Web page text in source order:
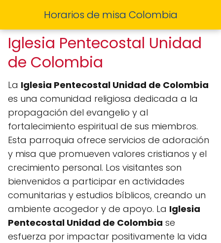
Horarios de misa Colombia
Iglesia Pentecostal Unidad
de Colombia
La Iglesia Pentecostal Unidad de Colombia
es una comunidad religiosa dedicada a la
propagación del evangelio y al
fortalecimiento espiritual de sus miembros.
Esta parroquia ofrece servicios de adoración
y misa que promueven valores cristianos y el
crecimiento personal. Los visitantes son
bienvenidos a participar en actividades
comunitarias y estudios bíblicos, creando un
ambiente acogedor y de apoyo. La Iglesia
Pentecostal Unidad de Colombia se
esfuerza por impactar positivamente la vida